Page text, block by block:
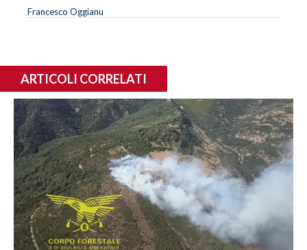
Francesco Oggianu
ARTICOLI CORRELATI